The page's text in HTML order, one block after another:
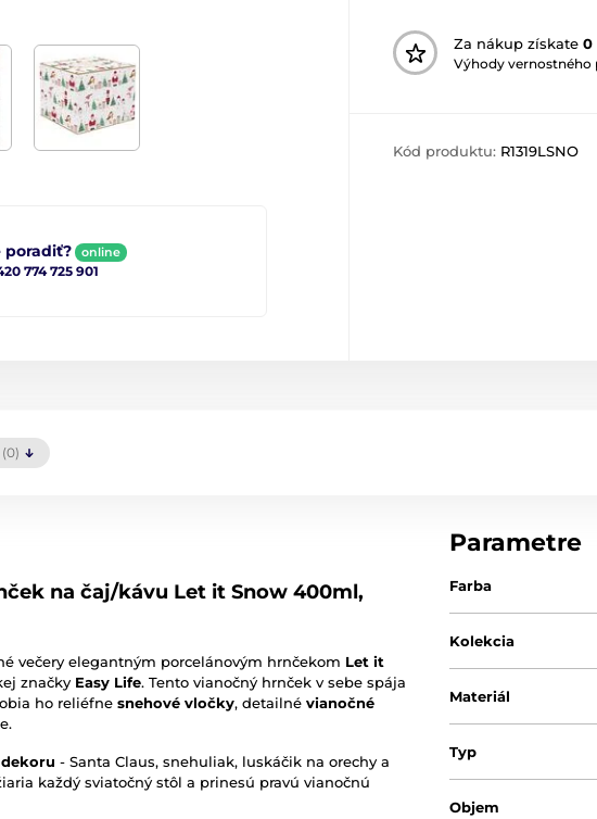
poradiť? online
774 725 901
Za nákup získate 0
Výhody vernostného
Kód produktu: R1319LSNO
(0)
na čaj/kávu Let it Snow 400ml,
večery elegantným porcelánovým hrnčekom Let it
značky Easy Life. Tento vianočný hrnček v sebe spája
ho reliéfne snehové vločky, detailné vianočné
- Santa Claus, snehuliak, luskáčik na orechy a
každý sviatočný stôl a prinesú pravú vianočnú
Parametre
Farba
Kolekcia
Materiál
Typ
Objem